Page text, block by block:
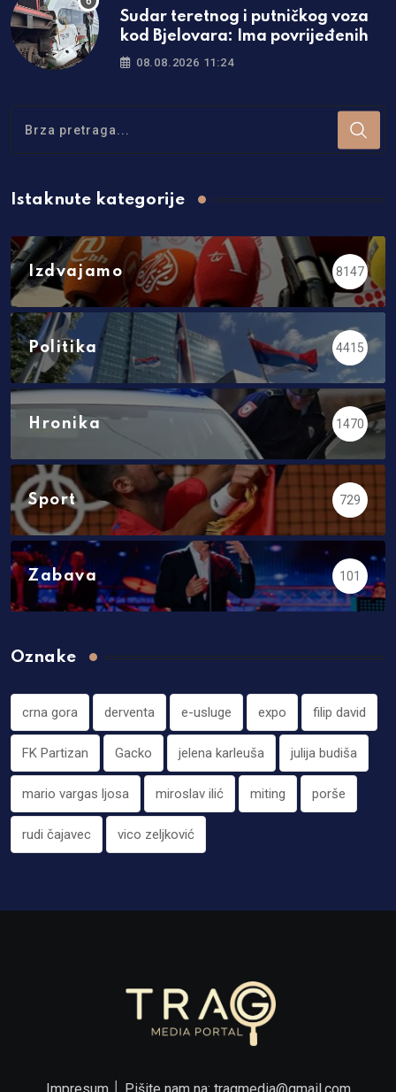
Sudar teretnog i putničkog voza
kod Bjelovara: Ima povrijeđenih
08.08.2026 11:24
Istaknute kategorije
Izdvajamo 8147
Politika 4415
Hronika 1470
Sport 729
Zabava 101
Oznake
crna gora derventa e-usluge expo filip david
FK Partizan Gacko jelena karleuša julija budiša
mario vargas ljosa miroslav ilić miting porše
rudi čajavec vico zeljković